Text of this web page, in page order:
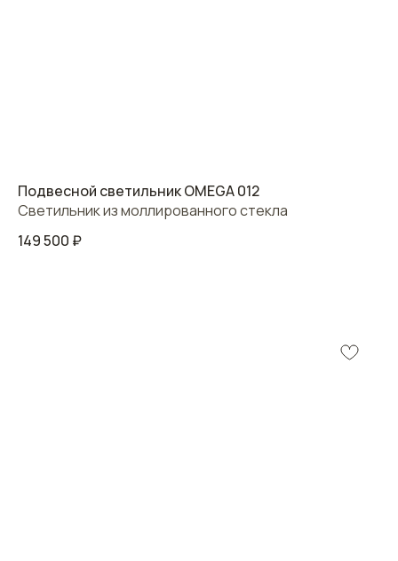
Подвесной светильник OMEGA 012
Светильник из моллированного стекла
149 500 ₽